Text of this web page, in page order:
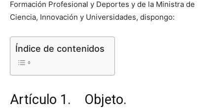
Formación Profesional y Deportes y de la Ministra de
Ciencia, Innovación y Universidades, dispongo:
Índice de contenidos
Artículo 1. Objeto.